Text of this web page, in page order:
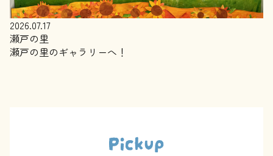
2026.07.17
瀬戸の里
瀬戸の里のギャラリーへ！
Pickup